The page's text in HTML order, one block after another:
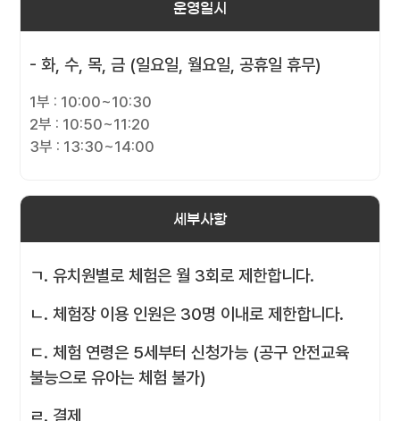
운영일시
- 화, 수, 목, 금 (일요일, 월요일, 공휴일 휴무)
1부 : 10:00~10:30
2부 : 10:50~11:20
3부 : 13:30~14:00
세부사항
ㄱ. 유치원별로 체험은 월 3회로 제한합니다.
ㄴ. 체험장 이용 인원은 30명 이내로 제한합니다.
ㄷ. 체험 연령은 5세부터 신청가능 (공구 안전교육
불능으로 유아는 체험 불가)
ㄹ. 결제